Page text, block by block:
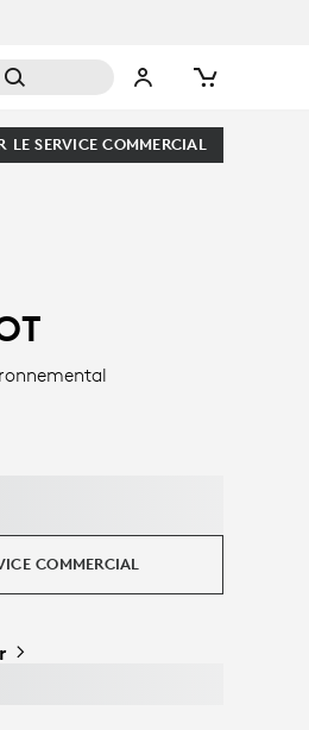
LE SERVICE COMMERCIAL
COMMERCIAL